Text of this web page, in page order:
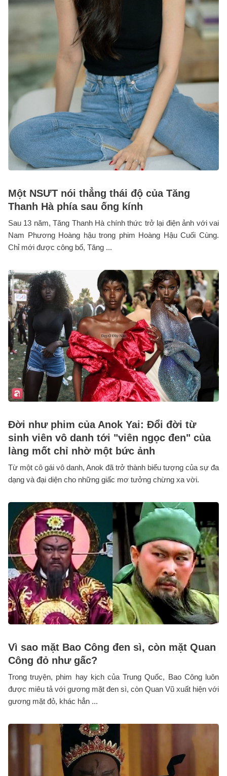
Một NSƯT nói thẳng thái độ của Tăng
Thanh Hà phía sau ống kính
Sau 13 năm, Tăng Thanh Hà chính thức trở lại điện ảnh với vai
Nam Phương Hoàng hậu trong phim Hoàng Hậu Cuối Cùng.
Chỉ mới được công bố, Tăng ...
Đời như phim của Anok Yai: Đổi đời từ
sinh viên vô danh tới "viên ngọc đen" của
làng mốt chỉ nhờ một bức ảnh
Từ một cô gái vô danh, Anok đã trở thành biểu tượng của sự đa
dạng và đại diện cho những giấc mơ tưởng chừng xa vời.
Vì sao mặt Bao Công đen sì, còn mặt Quan
Công đỏ như gấc?
Trong truyện, phim hay kịch của Trung Quốc, Bao Công luôn
được miêu tả với gương mặt đen sì, còn Quan Vũ xuất hiện với
gương mặt đỏ, khác hẳn ...